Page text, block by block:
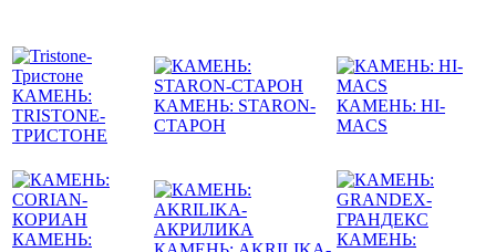
КАМЕНЬ:
TRISTONE-
ТРИСТОНЕ
КАМЕНЬ: STARON-
СТАРОН
КАМЕНЬ: HI-
MACS
КАМЕНЬ:
КАМЕНЬ: